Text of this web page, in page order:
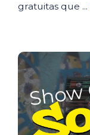
gratuitas que ...